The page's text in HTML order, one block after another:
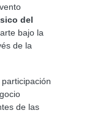
del
bajo la
de la
de las